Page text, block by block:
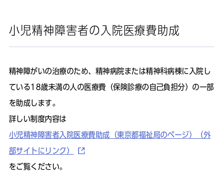
小児精神障害者の入院医療費助成
精神障がいの治療のため、精神病院または精神科病棟に入院し
ている18歳未満の人の医療費（保険診療の自己負担分）の一部
を助成します。
詳しい制度内容は
小児精神障害者入院医療費助成（東京都福祉局のページ）（外
部サイトにリンク）
をご覧ください。